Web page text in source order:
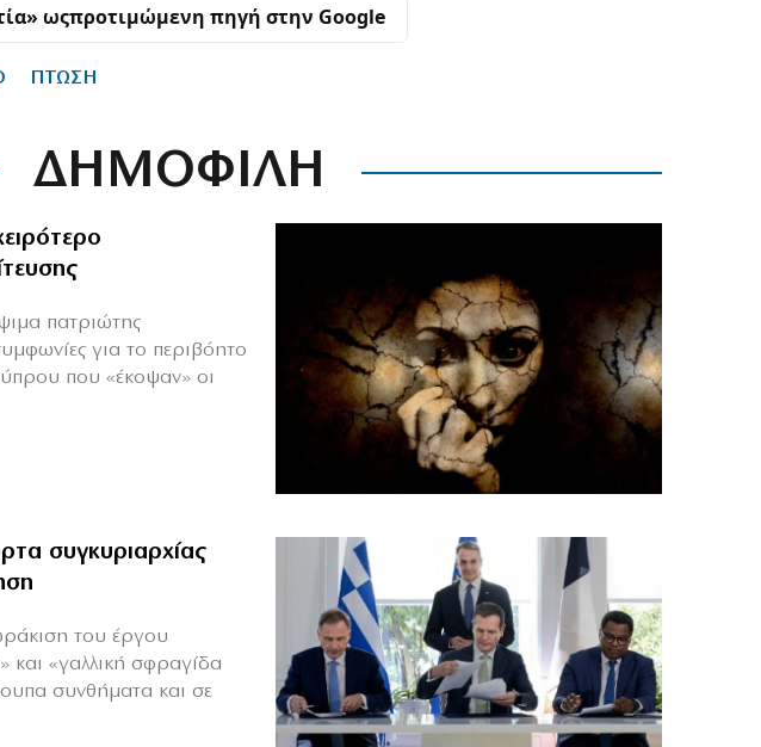
ωςπροτιμώμενη πηγή στην Google
ΠΤΩΣΗ
ΔΗΜΟΦΙΛΗ
πατριώτης
για το περιβόητο
που «έκοψαν» οι
συγκυριαρχίας
του έργου
και «γαλλική σφραγίδα
συνθήματα και σε